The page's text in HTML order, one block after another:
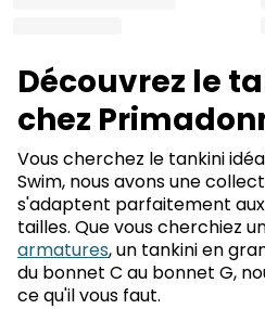
Découvrez le
chez
Vous cherchez le tankini
Swim, nous avons une
s'adaptent parfaitement
tailles. Que vous cherchiez
armatures, un tankini en
du bonnet C au bonnet G,
ce qu'il vous faut.